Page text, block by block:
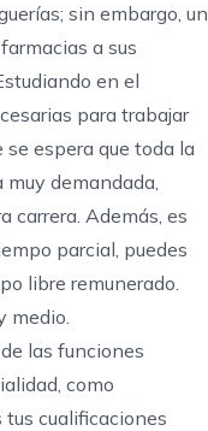
sin embargo, un
a sus
en el
para trabajar
espera que toda la
muy demandada,
carrera. Además, es
parcial, puedes
libre remunerado.
medio.
las funciones
como
cualificaciones